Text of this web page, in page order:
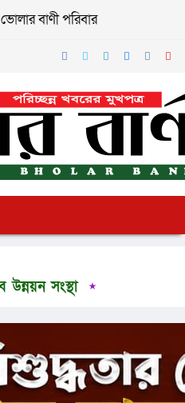
ভোলার বাণী পরিবার
ভোলায় মাইক্রোবাসে ৩০